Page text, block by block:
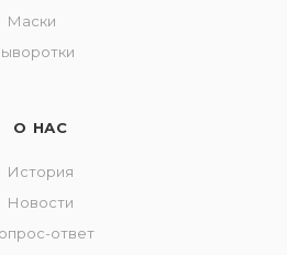
Маски
О НАС
История
Новости
ответ